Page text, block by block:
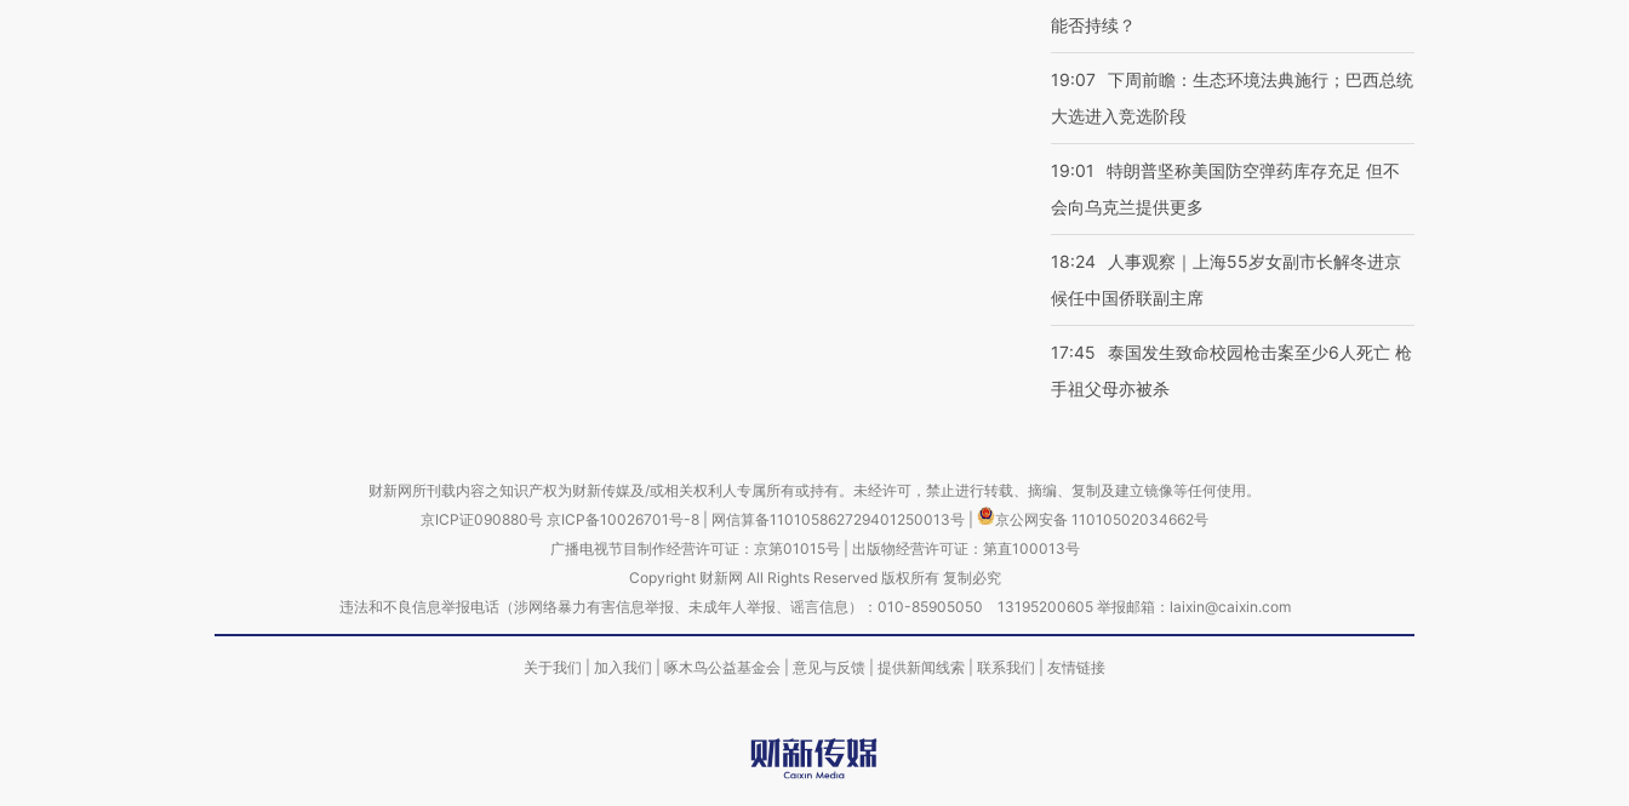
能否持续？
19:07 下周前瞻：生态环境法典施行；巴西总统
大选进入竞选阶段
19:01
特朗普坚称美国防空弹药库存充足 但不
会向乌克兰提供更多
18:24
人事观察｜上海55岁女副市长解冬进京
候任中国侨联副主席
17:45
泰国发生致命校园枪击案至少6人死亡 枪
手祖父母亦被杀
财新网所刊载内容之知识产权为财新传媒及/或相关权利人专属所有或持有。未经许可，禁止进行转载、摘编、复制及建立镜像等任何使用。
京ICP证090880号 京ICP备10026701号-8 网信算备110105862729401250013号
京公网安备 11010502034662号
广播电视节目制作经营许可证：京第01015号| 出版物经营许可证：第直100013号
Copyright 财新网 All Rights Reserved 版权所有 复制必究
违法和不良信息举报电话（涉网络暴力有害信息举报、未成年人举报、谣言信息）：010-85905050 13195200605 举报邮箱：laixin@caixin.com
关于我们 加入我们 啄木鸟公益基金会 意见与反馈 提供新闻线索 联系我们 友情链接